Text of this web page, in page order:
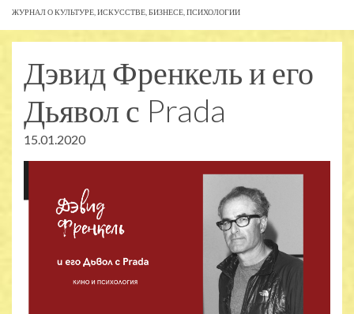
ЖУРНАЛ О КУЛЬТУРЕ, ИСКУССТВЕ, БИЗНЕСЕ, ПСИХОЛОГИИ
Дэвид Френкель и его
Дьявол с Prada
15.01.2020